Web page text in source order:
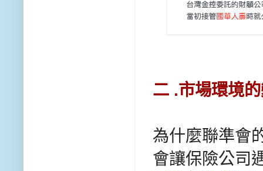
二 .市場環境
為什麼聯準會
會讓保險公司